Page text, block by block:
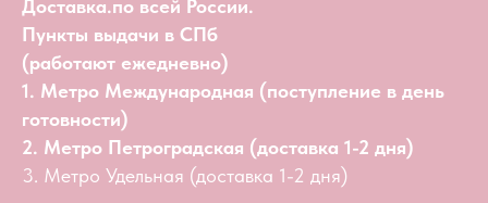
Доставка.по всей России.
Пункты выдачи в СПб
(работают ежедневно)
1. Метро Международная (поступление в день
готовности)
2. Метро Петроградская (доставка 1-2 дня)
3. Метро Удельная (доставка 1-2 дня)